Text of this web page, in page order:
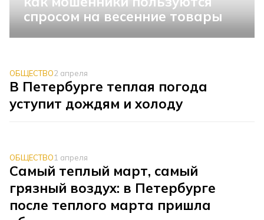
спросом на весенние товары
ОБЩЕСТВО2 апреля
В Петербурге теплая погода
уступит дождям и холоду
ОБЩЕСТВО1 апреля
Самый теплый март, самый
грязный воздух: в Петербурге
после теплого марта пришла